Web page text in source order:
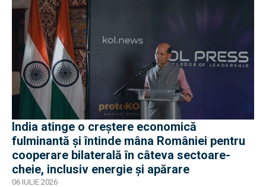
India atinge o creștere economică
fulminantă și întinde mâna României pentru
cooperare bilaterală în câteva sectoare-
cheie, inclusiv energie și apărare
06 IULIE 2026